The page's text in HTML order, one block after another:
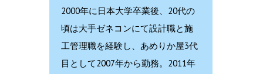
2000年に日本大学卒業後、20代の
頃は大手ゼネコンにて設計職と施
工管理職を経験し、あめりか屋3代
目として2007年から勤務。2011年